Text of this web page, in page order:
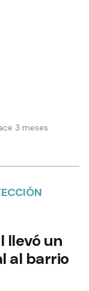
3 meses
llevó un
al barrio